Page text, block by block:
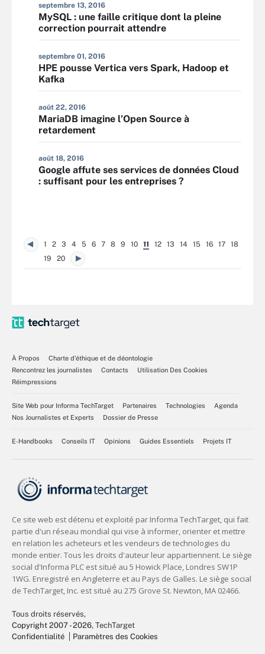
septembre 13, 2016
MySQL : une faille critique dont la pleine
correction pourrait attendre
septembre 01, 2016
HPE pousse Vertica vers Spark, Hadoop et
Kafka
août 22, 2016
MariaDB imagine l’Open Source à
retardement
août 18, 2016
Google affute ses services de données Cloud
: suffisant pour les entreprises ?
1 2 3 4 5 6 7 8 9 10 11 12 13 14 15 16 17
18
19
20
À Propos
Charte d’éthique et de déontologie
Rencontrez les journalistes
Contacts
Utilisation Des Cookies
Réimpressions
Site Web pour Informa TechTarget Partenaires Technologies
Agenda
Nos Journalistes et Experts
Dossier de Presse
E-Handbooks Conseils IT Opinions Guides Essentiels Projets IT
Tous droits réservés,
Copyright 2007 - 2026, TechTarget
Confidentialité
Paramètres des Cookies